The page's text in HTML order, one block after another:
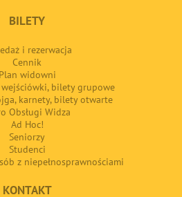
BILETY
i rezerwacja
Cennik
Plan widowni
bilety grupowe
karnety, bilety otwarte
Obsługi Widza
Ad Hoc!
Seniorzy
Studenci
z niepełnosprawnościami
KONTAKT